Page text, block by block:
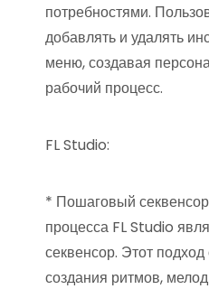
потребностями.
добавлять и удалять
меню, создавая
рабочий процесс.
FL Studio:
* Пошаговый
процесса FL Studio
секвенсор. Этот
создания ритмов,